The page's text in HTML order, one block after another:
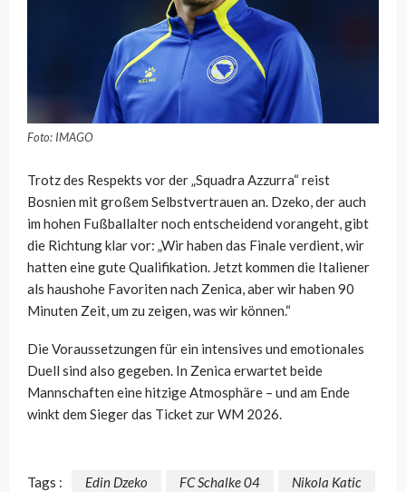
Foto: IMAGO
Trotz des Respekts vor der „Squadra Azzurra“ reist
Bosnien mit großem Selbstvertrauen an. Dzeko, der auch
im hohen Fußballalter noch entscheidend vorangeht, gibt
die Richtung klar vor: „Wir haben das Finale verdient, wir
hatten eine gute Qualifikation. Jetzt kommen die Italiener
als haushohe Favoriten nach Zenica, aber wir haben 90
Minuten Zeit, um zu zeigen, was wir können.“
Die Voraussetzungen für ein intensives und emotionales
Duell sind also gegeben. In Zenica erwartet beide
Mannschaften eine hitzige Atmosphäre – und am Ende
winkt dem Sieger das Ticket zur WM 2026.
Tags : Edin Dzeko FC Schalke 04 Nikola Katic